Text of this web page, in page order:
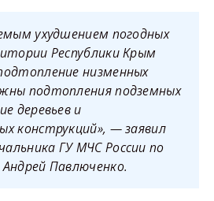
ухудшением погодных
Республики Крым
низменных
подтопления подземных
деревьев и
конструкций», — заявил
ГУ МЧС России по
Павлюченко.